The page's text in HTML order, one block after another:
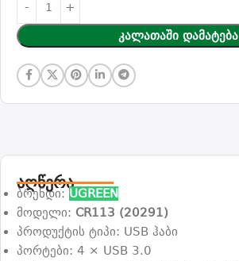
Კალათაში Დამატება
აღწერა
ბრენდი: UGREEN
მოდელი: CR113 (20291)
პროდუქტის ტიპი: USB ჰაბი
პორტები: 4 × USB 3.0